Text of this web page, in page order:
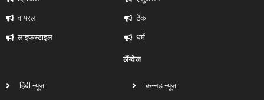
वायरल
लाइफस्टाइल
टेक
धर्म
लैंग्वेज
हिंदी न्यूज कन्नड़ न्यूज